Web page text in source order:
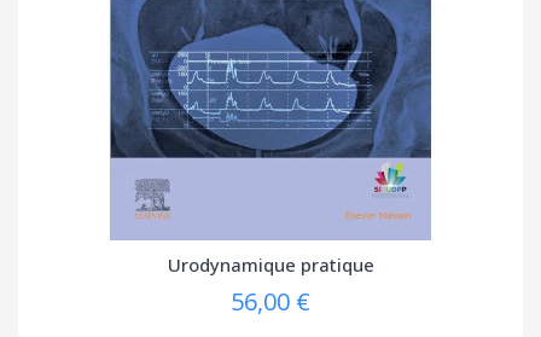
Urodynamique pratique
56,00 €